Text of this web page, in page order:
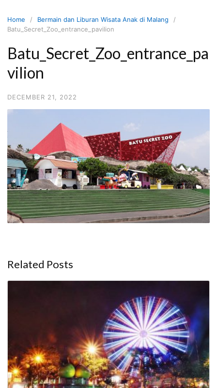
content
Home
Bermain dan Liburan Wisata Anak di Malang
Batu_Secret_Zoo_entrance_pavilion
Batu_Secret_Zoo_entrance_pa
vilion
DECEMBER 21, 2022
Related Posts